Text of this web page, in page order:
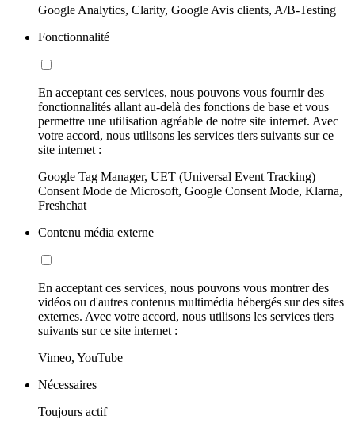
Google Analytics, Clarity, Google Avis clients, A/B-Testing
Fonctionnalité
En acceptant ces services, nous pouvons vous fournir des
fonctionnalités allant au-delà des fonctions de base et vous
permettre une utilisation agréable de notre site internet. Avec
votre accord, nous utilisons les services tiers suivants sur ce
site internet :
Google Tag Manager, UET (Universal Event Tracking)
Consent Mode de Microsoft, Google Consent Mode, Klarna,
Freshchat
Contenu média externe
En acceptant ces services, nous pouvons vous montrer des
vidéos ou d'autres contenus multimédia hébergés sur des sites
externes. Avec votre accord, nous utilisons les services tiers
suivants sur ce site internet :
Vimeo, YouTube
Nécessaires
Toujours actif